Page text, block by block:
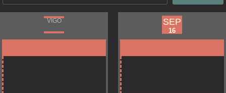
VIGO VIGO
SEP
15
SEP
16